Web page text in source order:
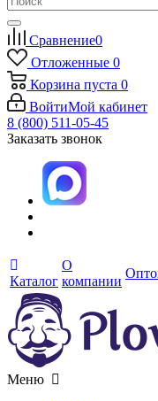
Сравнение0
Отложенные 0
Корзина пуста 0
ВойтиМой кабинет
8 (800) 511-05-45
Заказать звонок
Каталог
О
компании
Меню